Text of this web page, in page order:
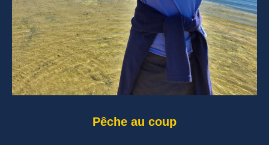
Pêche au coup